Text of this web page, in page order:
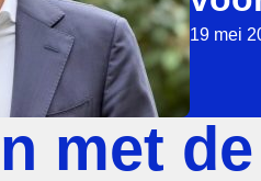
19 mei
met de